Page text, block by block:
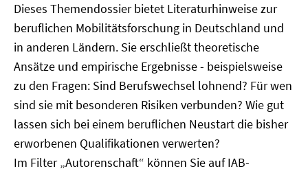
Dieses Themendossier bietet Literaturhinweise zur
beruflichen Mobilitätsforschung in Deutschland und
in anderen Ländern. Sie erschließt theoretische
Ansätze und empirische Ergebnisse - beispielsweise
zu den Fragen: Sind Berufswechsel lohnend? Für wen
sind sie mit besonderen Risiken verbunden? Wie gut
lassen sich bei einem beruflichen Neustart die bisher
erworbenen Qualifikationen verwerten?
Im Filter „Autorenschaft“ können Sie auf IAB-